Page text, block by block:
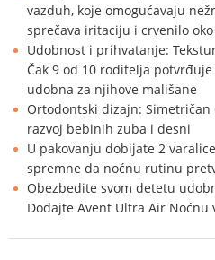
vazduh, koje omogućavaju
sprečava iritaciju i crvenilo
Udobnost i prihvatanje:
Čak 9 od 10 roditelja
udobna za njihove mališane
Ortodontski dizajn:
razvoj bebinih zuba i desni
U pakovanju dobijate 2
spremne da noćnu rutinu
Obezbedite svom detetu
Dodajte Avent Ultra Air